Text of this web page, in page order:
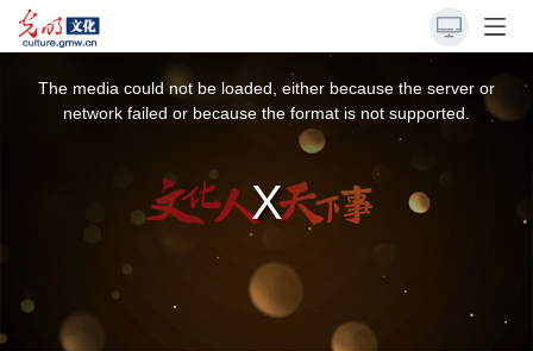
The media could not be loaded, either because the server or
network failed or because the format is not supported.